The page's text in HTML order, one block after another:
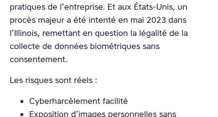
pratiques de l’entreprise. Et aux États-Unis, un
procès majeur a été intenté en mai 2023 dans
l’Illinois, remettant en question la légalité de la
collecte de données biométriques sans
consentement.
Les risques sont réels :
Cyberharcèlement facilité
Exposition d’images personnelles sans